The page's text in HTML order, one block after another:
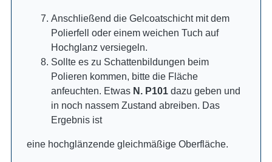
Anschließend die Gelcoatschicht mit dem
Polierfell oder einem weichen Tuch auf
Hochglanz versiegeln.
Sollte es zu Schattenbildungen beim
Polieren kommen, bitte die Fläche
anfeuchten. Etwas N. P101 dazu geben und
in noch nassem Zustand abreiben. Das
Ergebnis ist
eine hochglänzende gleichmäßige Oberfläche.